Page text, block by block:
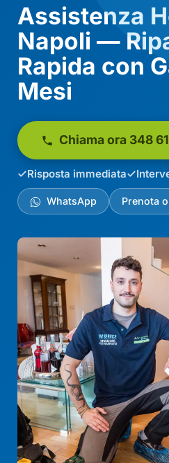
Assistenza
Napoli —
Rapida con
Mesi
Chiama ora 348
Risposta immediata
WhatsApp Prenota